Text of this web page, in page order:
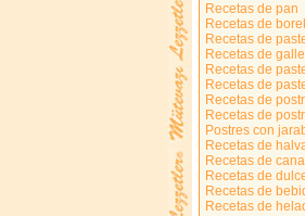
Recetas de pan
Recetas de
Recetas de
Recetas de
Recetas de
Recetas de
Recetas de
Recetas de
Postres con
Recetas de
Recetas de
Recetas de
Recetas de
Recetas de